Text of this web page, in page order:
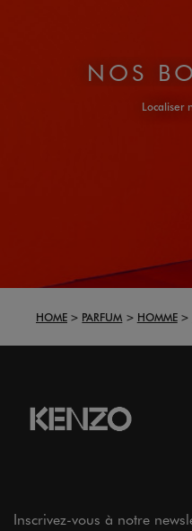
NOS
Localiser
HOME PARFUM HOMME
Inscrivez-vous à notre